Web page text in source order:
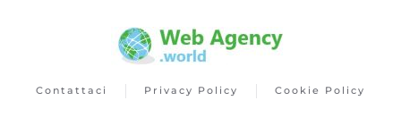
Contattaci Privacy Policy Cookie Policy